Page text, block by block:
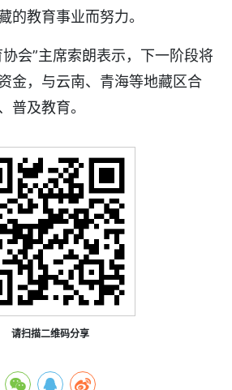
的教育事业而努力。
会”主席索朗表示，下一阶段将
金，与云南、青海等地藏区合
普及教育。
请扫描二维码分享